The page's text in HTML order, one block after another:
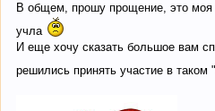
В общем, прошу прощение, это моя
учла
И еще хочу сказать большое вам
решились принять участие в таком